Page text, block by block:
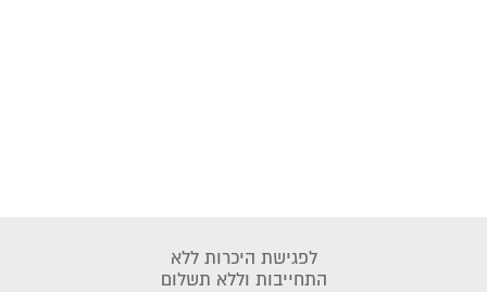
לפגישת היכרות ללא
התחייבות וללא תשלום